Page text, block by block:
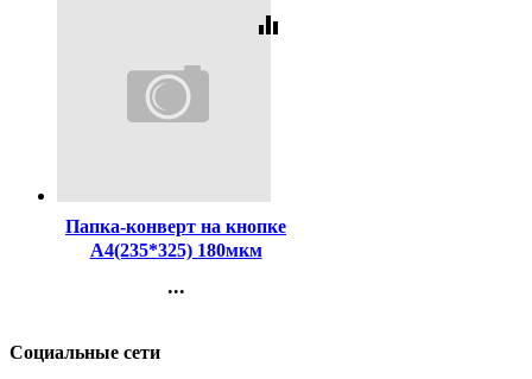
equalizer
Папка-конверт на кнопке
А4(235*325) 180мкм
...
Регистрация
Социальные сети